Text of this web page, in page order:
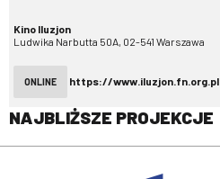
Kino Iluzjon
Ludwika Narbutta 50A, 02-541 Warszawa
ONLINE https://www.iluzjon.fn.org.pl
NAJBLIŻSZE PROJEKCJE